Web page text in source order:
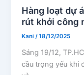
Hàng loạt dự
rút khởi công
Kani/18/12/2025
Sáng 19/12,
cầu trọng yếu khi